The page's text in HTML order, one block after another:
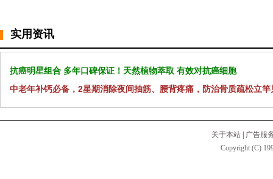
实用资讯
抗癌明星组合 多年口碑保证！天然植物萃取 有效对抗癌细胞
中老年补钙必备，2星期消除夜间抽筋、腰背疼痛，防治骨质疏松立竿
关于本站
广告服
Copyright (C)